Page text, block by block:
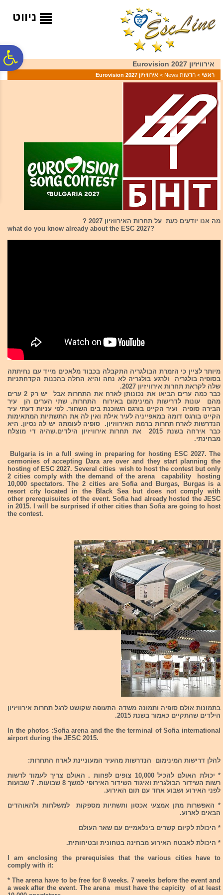
המרכזי
ניווט
אירוויזיון 2027 Eurovision
ראשי > חדשות News > אירוויזיון 2027 Eurovision
מה אנו יודעים כעת על תחרות האירווזיון 2027 ?
what do you know already about the ESC 2027?
מיותר לציין כי הזמרת הבולגריה התקבלה בכבוד מלאכים מייד עם נחיתתה
בסופיה בולגריה ולרגע בולגריה לא נחה והיא החלה בהכנות הקדחתניות
שלה לקראת תחרות אירוויזיון 2027.
כבר כמה ערים הביאו את נכונותן לארח את התחרות אבל יש רק 2 ערים
מהם עונות לדרישות המינימום באירוח התחרות. שתי הערים הן עיר
הבירה סופיה ועיר הקייט בורגם השוכנת בים השחור. לפי עניות דעתי עיר
הקייט בורגס דומה במאפייניה לעיר אילת ואין לה את התשתיות המתאימות
הנדרשות לארח תחרות ברמת האירווזיון. סופיה לעומתה יש לה נסיון. היא
כבר אירחה בשנת 2015 את תחרות אירוויזיון הילדים.שהיה די מוצלח
מבחינתי.
Bulgaria is in a full swing in preparing for hosting ESC 2027. The
cermonies of accepting Dara are over and they start planning the
hosting of ESC 2027. Several cities wish to host the contest but only
2 cities comply with the demand of the arena capability hosting
10,000 spectators. The 2 cities are Sofia and Burgas, Burgas is a
resort city located in the Black Sea but does not comply with
other prerequisuites of the event. Sofia had already hosted the JESC
in 2015. I will be surprised if other cities than Sofia are going to host
the contest.
בתמונות אולם סופיה ותמונה משדה התעופה שקושט לרגל תחרות אירוויזיון
הילדים שהתקיים כאמור בשנת 2015.
In the photos :Sofia arena and the the terminal of Sofia international
airport during the JESC 2015.
להלן דרישות המינימום הנדרשות מהעיר המעוניינת לארח התחרות:
* יכולת האולם להכיל 10,000 צופים לפחות . האולם צריך לעמוד לרשות
רשות השידור הבולגרית ואיגוד השידור האירופי למשך 8 שבועות. 7 שבועות
לפני האירוע ושבוע אחד עם תום האירוע.
* האפשרות מתן אמצעי אכסון ותשתיות מספקות למשלחות ולהאוהדים
הבאים לארוע.
* היכולת לקיום קשרים בינלאמיים עם שאר העולם
* היכולת לאבטח האירוע מבחינה בטחונית ובטיחותית.
I am enclosing the prerequisies that the various cities have to
comply with it:
* The arena have to be free for 8 weeks. 7 weeks before the event and
a week after the event. The arena must have the capicity of at least